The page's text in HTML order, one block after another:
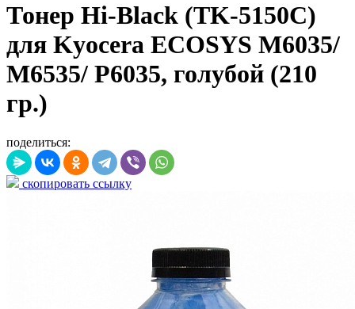
Тонер Hi-Black (TK-5150C)
для Kyocera ECOSYS M6035/
M6535/ P6035, голубой (210
гр.)
поделиться:
скопировать ссылку